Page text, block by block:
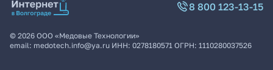
8 800 123-13-15
© 2026 ООО «Медовые Технологии»
email: medotech.info@ya.ru ИНН: 0278180571 ОГРН: 1110280037526